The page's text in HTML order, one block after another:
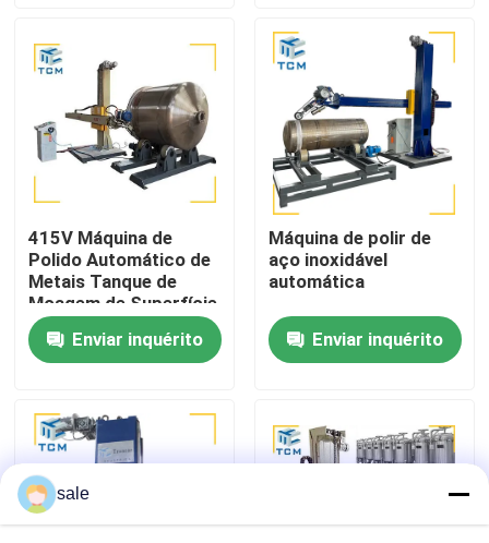
Sobre nós
Visita à fábrica
Controle de qualidade
Contacte-nos
Notícias
Solicite um orçamento
Máquina de polimento de tanques
415V Máquina de
Polido Automático de
Metais Tanque de
Moagem de Superfície
Concha Para Corpo de
NavioEnviar inquérito
Máquina de polir de
aço inoxidável
automática
Enviar inquérito
sale